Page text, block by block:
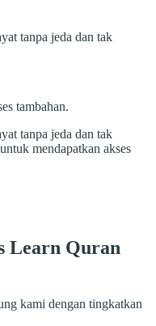
tanpa jeda dan tak
tambahan.
tanpa jeda dan tak
mendapatkan akses
Learn Quran
kami dengan tingkatkan